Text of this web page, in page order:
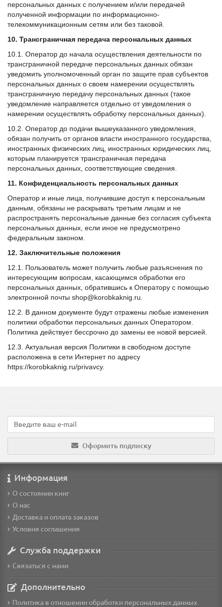
персональных данных с получением и/или передачей
полученной информации по информационно-
телекоммуникационным сетям или без таковой.
10. Трансграничная передача персональных данных
10.1. Оператор до начала осуществления деятельности по
трансграничной передаче персональных данных обязан
уведомить уполномоченный орган по защите прав субъектов
персональных данных о своем намерении осуществлять
трансграничную передачу персональных данных (такое
уведомление направляется отдельно от уведомления о
намерении осуществлять обработку персональных данных).
10.2. Оператор до подачи вышеуказанного уведомления,
обязан получить от органов власти иностранного государства,
иностранных физических лиц, иностранных юридических лиц,
которым планируется трансграничная передача
персональных данных, соответствующие сведения.
11. Конфиденциальность персональных данных
Оператор и иные лица, получившие доступ к персональным
данным, обязаны не раскрывать третьим лицам и не
распространять персональные данные без согласия субъекта
персональных данных, если иное не предусмотрено
федеральным законом.
12. Заключительные положения
12.1. Пользователь может получить любые разъяснения по
интересующим вопросам, касающимся обработки его
персональных данных, обратившись к Оператору с помощью
электронной почты shop@korobkaknig.ru.
12.2. В данном документе будут отражены любые изменения
политики обработки персональных данных Оператором.
Политика действует бессрочно до замены ее новой версией.
12.3. Актуальная версия Политики в свободном доступе
расположена в сети Интернет по адресу
https://korobkaknig.ru/privavcy.
Оформить подписку
Информация
О состоянии книг
О нас
Доставка и оплата заказов
Условия соглашения
Служба поддержки
Связаться с нами
Дополнительно
Политика в отношении обработки персональных данных